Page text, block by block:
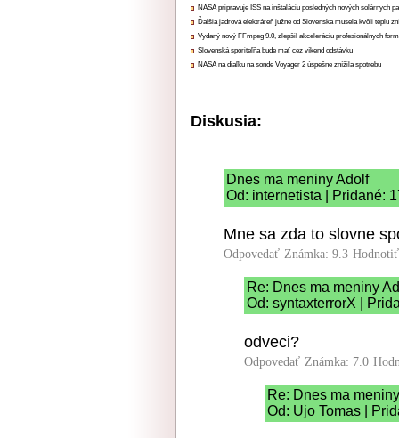
NASA pripravuje ISS na inštaláciu posledných nových solárnych
Ďalšia jadrová elektráreň južne od Slovenska musela kvôli teplu
Vydaný nový FFmpeg 9.0, zlepšil akceleráciu profesionálnych
Slovenská sporiteľňa bude mať cez víkend odstávku
NASA na diaľku na sonde Voyager 2 úspešne znížila spotrebu
Diskusia:
Dnes ma meniny Adolf
Od: internetista | Pridané:
Mne sa zda to slovne
Odpovedať Známka: 9.3
Re: Dnes ma meniny
Od: syntaxterrorX |
odveci?
Odpovedať Známka: 7.0
Re: Dnes ma
Od: Ujo Tomas |